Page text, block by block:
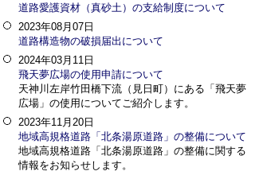
道路愛護資材（真砂土）の支給制度について
2023年08月07日
道路構造物の破損届出について
2024年03月11日
飛天夢広場の使用申請について
天神川左岸竹田橋下流（見日町）にある「飛天夢
広場」の使用についてご紹介します。
2023年11月20日
地域高規格道路「北条湯原道路」の整備について
地域高規格道路「北条湯原道路」の整備に関する
情報をお知らせします。